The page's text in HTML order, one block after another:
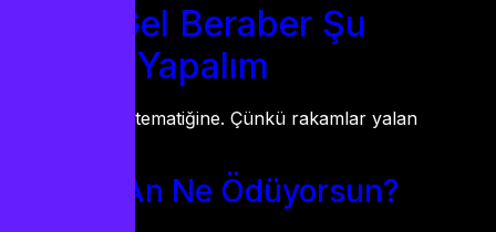
Şimdi Gel Beraber Şu
Hesabı Yapalım
Gelelim işin matematiğine. Çünkü rakamlar yalan
Sen Şu An Ne Ödüyorsun?